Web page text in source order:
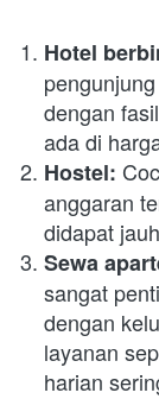
Hotel
dengan
ada di
Hostel:
anggaran
didapat
Sewa
sangat
dengan
layanan
harian